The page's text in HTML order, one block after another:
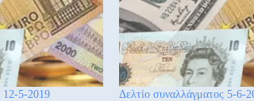
12-5-2019 Δελτίο συναλλάγματος 5-6-